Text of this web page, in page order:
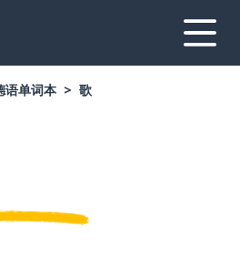
语单词本 歌